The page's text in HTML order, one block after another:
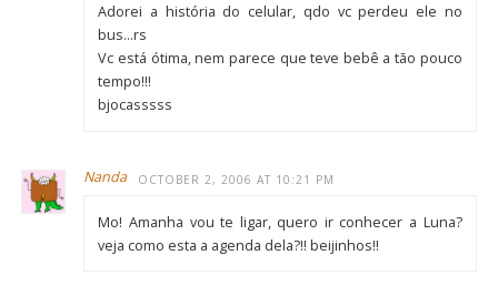
Adorei a história do celular, qdo vc perdeu ele no
bus…rs
Vc está ótima, nem parece que teve bebê a tão pouco
tempo!!!
bjocasssss
Nanda OCTOBER 2, 2006 AT 10:21 PM
Mo! Amanha vou te ligar, quero ir conhecer a Luna?
veja como esta a agenda dela?!! beijinhos!!